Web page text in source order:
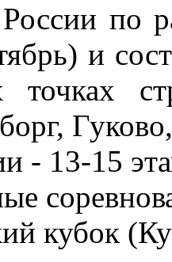
по
и
точках
- 13-15
кубок